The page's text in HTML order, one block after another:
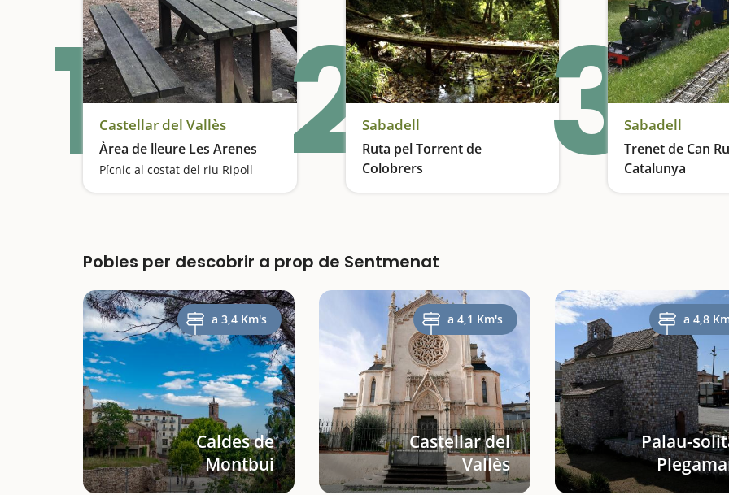
1Castellar del Vallès
Àrea de lleure Les Arenes
Pícnic al costat del riu Ripoll 2Sabadell
Ruta pel Torrent de
Colobrers
Descobrim el parc fluvial del riu Ripoll 3Sabadell
Trenet de Can
Catalunya
Pobles per descobrir a prop de Sentmenat
a 3,4 Km's
Caldes de
Montbui
a 4,1 Km's
Castellar del
Vallès
a 4,8
Palau-